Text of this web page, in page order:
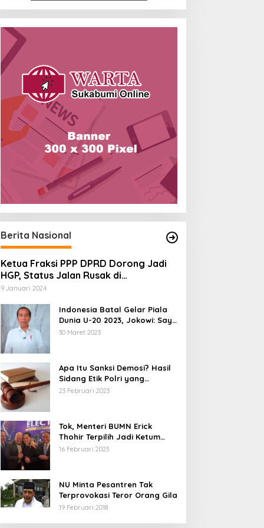
Berita Nasional
Ketua Fraksi PPP DPRD Dorong Jadi
HGP, Status Jalan Rusak di
Tegalbuleud Sukabumi yang Viral
9 Januari 2024
Indonesia Batal Gelar Piala
Dunia U-20 2023, Jokowi: Saya
Juga Kecewa dan Sedih
30 Maret 2023
Apa Itu Sanksi Demosi? Hasil
Sidang Etik Polri yang
Diterima Bharada E
23 Februari 2023
Tok, Menteri BUMN Erick
Thohir Terpilih Jadi Ketum
PSSI.
16 Februari 2023
NU Minta Pesantren Tak
Terprovokasi Teror Orang Gila
19 Februari 2018